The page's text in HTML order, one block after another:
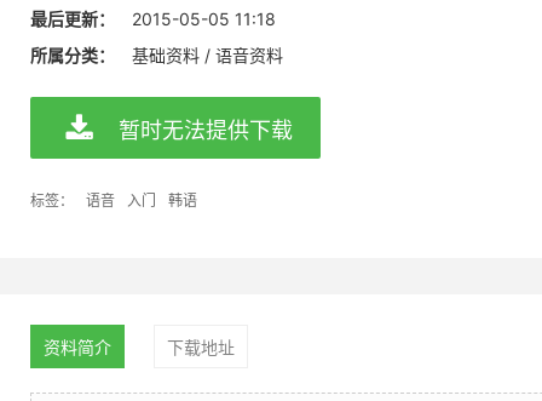
最后更新：
2015-05-05 11:18
所属分类：
基础资料 / 语音资料
暂时无法提供下载
标签： 语音 入门 韩语
资料简介 下载地址